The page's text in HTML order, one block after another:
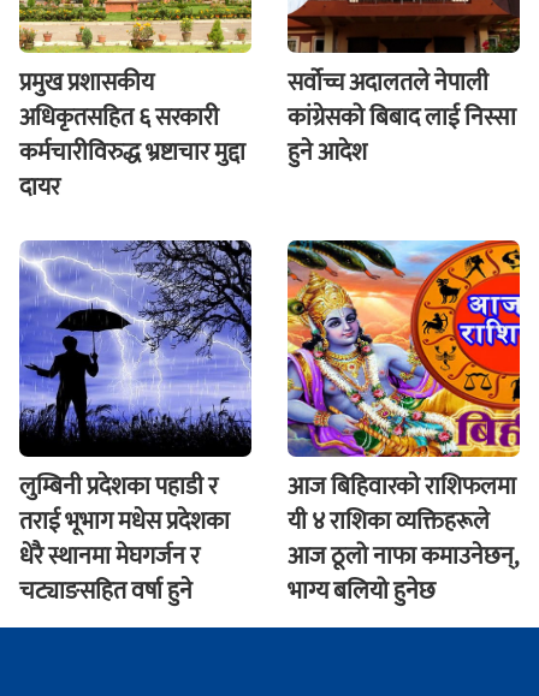
प्रमुख प्रशासकीय
अधिकृतसहित ६ सरकारी
कर्मचारीविरुद्ध भ्रष्टाचार मुद्दा
दायर
सर्वोच्च अदालतले नेपाली
कांग्रेसको बिबाद लाई निस्सा
हुने आदेश
लुम्बिनी प्रदेशका पहाडी र
तराई भूभाग मधेस प्रदेशका
धेरै स्थानमा मेघगर्जन र
चट्याङसहित वर्षा हुने
आज बिहिवारकाे राशिफलमा
यी ४ राशिका व्यक्तिहरूले
आज ठूलो नाफा कमाउनेछन्,
भाग्य बलियो हुनेछ